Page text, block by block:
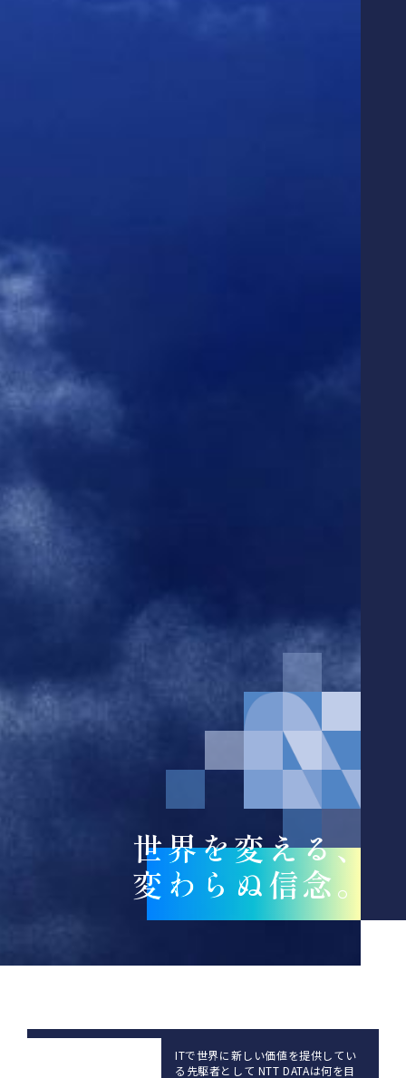
世界を変える、
変わらぬ信念。
ITで世界に新しい価値を提供してい
る先駆者として NTT DATAは何を目